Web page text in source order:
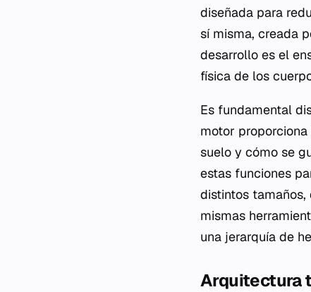
diseñada para
sí misma, creada
desarrollo es el
física de los
Es fundamental
motor
suelo y cómo se
estas funciones
distintos
mismas
una jerarquía de
Arquitectura